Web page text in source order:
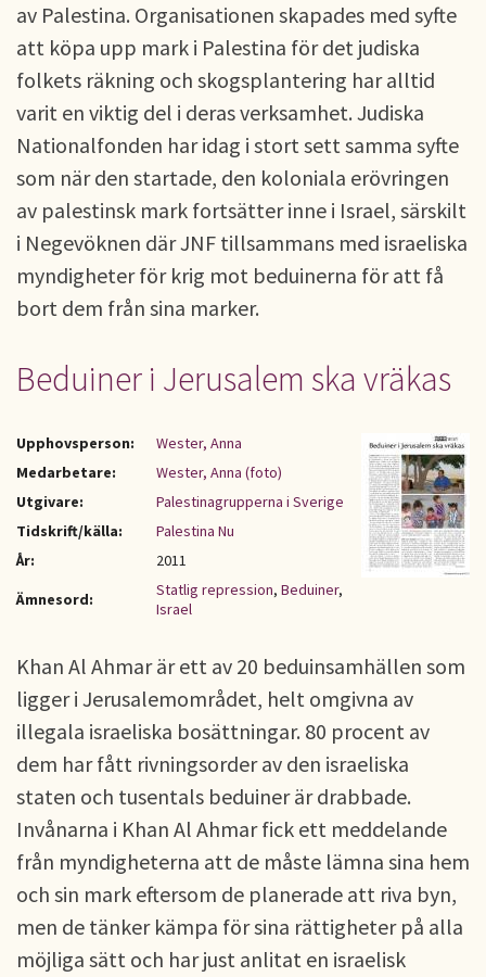
av Palestina. Organisationen skapades med syfte
att köpa upp mark i Palestina för det judiska
folkets räkning och skogsplantering har alltid
varit en viktig del i deras verksamhet. Judiska
Nationalfonden har idag i stort sett samma syfte
som när den startade, den koloniala erövringen
av palestinsk mark fortsätter inne i Israel, särskilt
i Negevöknen där JNF tillsammans med israeliska
myndigheter för krig mot beduinerna för att få
bort dem från sina marker.
Beduiner i Jerusalem ska vräkas
Upphovsperson:
Wester, Anna
Medarbetare:
Wester, Anna (foto)
Utgivare:
Palestinagrupperna i Sverige
Tidskrift/källa:
Palestina Nu
År:
2011
Ämnesord:
Statlig repression, Beduiner,
Israel
Khan Al Ahmar är ett av 20 beduinsamhällen som
ligger i Jerusalemområdet, helt omgivna av
illegala israeliska bosättningar. 80 procent av
dem har fått rivningsorder av den israeliska
staten och tusentals beduiner är drabbade.
Invånarna i Khan Al Ahmar fick ett meddelande
från myndigheterna att de måste lämna sina hem
och sin mark eftersom de planerade att riva byn,
men de tänker kämpa för sina rättigheter på alla
möjliga sätt och har just anlitat en israelisk